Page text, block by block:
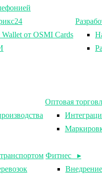
от OSMI Cards
Оптовая
Фитнес ▸